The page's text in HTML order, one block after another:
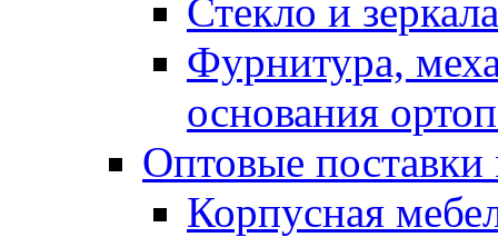
Стекло и зеркала
Фурнитура,
основания
Оптовые поставки
Корпусная